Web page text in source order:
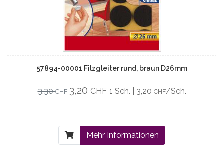
57894-00001 Filzgleiter rund, braun D26mm
3,30CHF 3,20 CHF 1 Sch. | 3,20 CHF/Sch.
Mehr Informationen